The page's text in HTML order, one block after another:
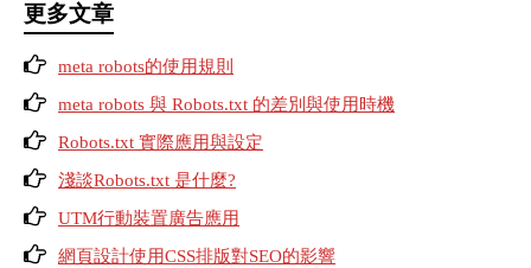
更多文章
meta robots的使用規則
meta robots 與 Robots.txt 的差別與使用時機
Robots.txt 實際應用與設定
淺談Robots.txt 是什麼?
UTM行動裝置廣告應用
網頁設計使用CSS排版對SEO的影響